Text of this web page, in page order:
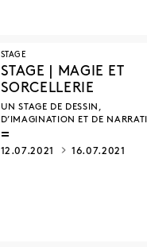
STAGE
STAGE | MAGIE ET
SORCELLERIE
UN STAGE DE DESSIN,
D’IMAGINATION ET DE
12.07.2021 16.07.2021